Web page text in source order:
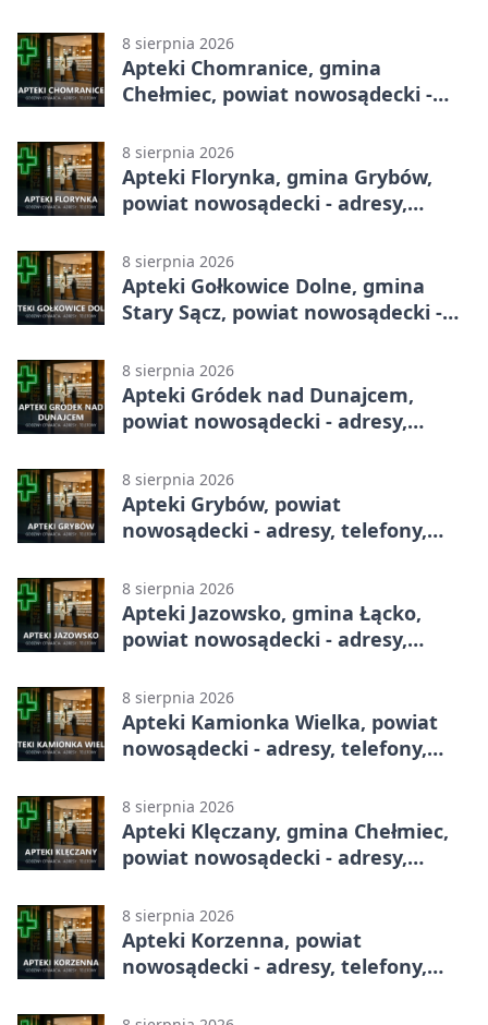
8 sierpnia 2026
Apteki Chomranice, gmina
Chełmiec, powiat nowosądecki -
8 sierpnia 2026
Apteki Florynka, gmina Grybów,
powiat nowosądecki - adresy,
8 sierpnia 2026
Apteki Gołkowice Dolne, gmina
Stary Sącz, powiat nowosądecki -
8 sierpnia 2026
Apteki Gródek nad Dunajcem,
powiat nowosądecki - adresy,
8 sierpnia 2026
Apteki Grybów, powiat
nowosądecki - adresy, telefony,
8 sierpnia 2026
Apteki Jazowsko, gmina Łącko,
powiat nowosądecki - adresy,
8 sierpnia 2026
Apteki Kamionka Wielka, powiat
nowosądecki - adresy, telefony,
8 sierpnia 2026
Apteki Klęczany, gmina Chełmiec,
powiat nowosądecki - adresy,
8 sierpnia 2026
Apteki Korzenna, powiat
nowosądecki - adresy, telefony,